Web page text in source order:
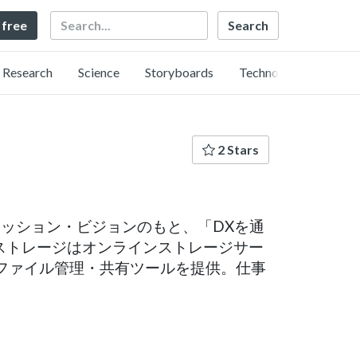
free Search
Research Science Storyboards Technology
2 Stars
ション・ビジョンのもと、「DXを通
レージはオンラインストレージサー
ァイル管理・共有ツールを提供。仕事